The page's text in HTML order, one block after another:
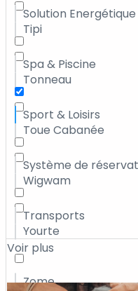
Tipi
Tonneau
Toue Cabanée
Wigwam
Yourte
Zome
Solution Energétique
Spa & Piscine
Sport & Loisirs
Système de
Transports
Voir plus